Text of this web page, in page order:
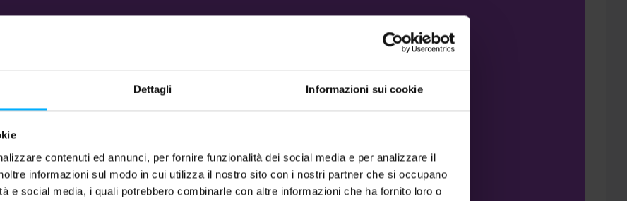
Dettagli Informazioni sui cookie
contenuti ed annunci, per fornire funzionalità dei social media e per analizzare il
informazioni sul modo in cui utilizza il nostro sito con i nostri partner che si occupano
e social media, i quali potrebbero combinarle con altre informazioni che ha fornito loro o